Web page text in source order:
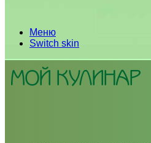
Меню
Switch skin